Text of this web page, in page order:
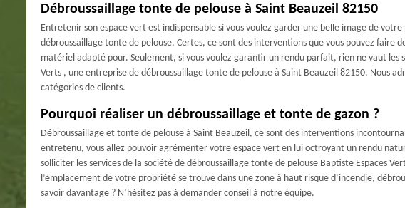
Débroussaillage tonte de pelouse à Saint Beauzeil 82150
Entretenir son espace vert est indispensable si vous voulez garder une belle image de
débroussaillage tonte de pelouse. Certes, ce sont des interventions que vous pouvez faire
matériel adapté pour. Seulement, si vous voulez garantir un rendu parfait, rien ne vaut les
Verts , une entreprise de débroussaillage tonte de pelouse à Saint Beauzeil 82150. Nous
catégories de clients.
Pourquoi réaliser un débroussaillage et tonte de gazon ?
Débroussaillage et tonte de pelouse à Saint Beauzeil, ce sont des interventions
entretenu, vous allez pouvoir agrémenter votre espace vert en lui octroyant un rendu
solliciter les services de la société de débroussaillage tonte de pelouse Baptiste Espaces
l’emplacement de votre propriété se trouve dans une zone à haut risque d’incendie,
savoir davantage ? N’hésitez pas à demander conseil à notre équipe.